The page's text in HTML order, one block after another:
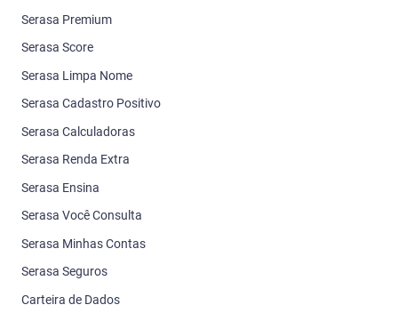
Serasa Premium
Serasa Score
Serasa Limpa Nome
Serasa Cadastro Positivo
Serasa Calculadoras
Serasa Renda Extra
Serasa Ensina
Serasa Você Consulta
Serasa Minhas Contas
Serasa Seguros
Carteira de Dados